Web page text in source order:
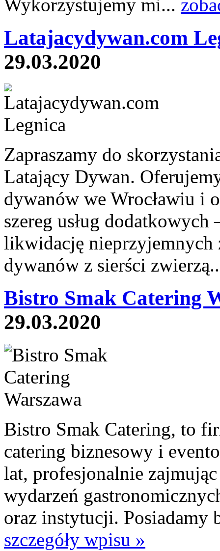
Wykorzystujemy mi...
Latajacydywan.com
29.03.2020
Zapraszamy do
Latający Dywan.
dywanów we Wrocławiu i
szereg usług
likwidację nieprzyjemnych
dywanów z sierści
Bistro Smak Catering
29.03.2020
Bistro Smak Catering, to
catering biznesowy i
lat, profesjonalnie
wydarzeń
oraz instytucji. Posiadamy
szczegóły wpisu »